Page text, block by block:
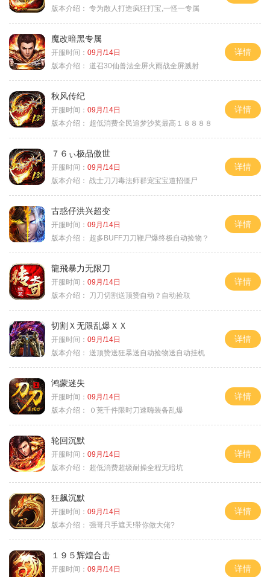
版本介绍： 专为散人打造疯狂打宝,一怪一专属
魔改暗黑专属
开服时间： 09月/14日
版本介绍： 道召30仙兽法全屏火雨战全屏溅射
详情
秋风传纪
开服时间： 09月/14日
版本介绍：
超低消费全民追梦沙奖最高１８８８８
详情
７６ぃ极品傲世
开服时间： 09月/14日
版本介绍： 战士刀刀毒法师群宠宝宝道招僵尸
详情
古惑仔洪兴超变
开服时间： 09月/14日
版本介绍：
超多BUFF刀刀鞭尸爆终极自动捡物？
详情
龍飛暴力无限刀
开服时间： 09月/14日
版本介绍：
刀刀切割送顶赞自动？自动捡取
详情
切割Ｘ无限乱爆ＸＸ
开服时间： 09月/14日
版本介绍： 送顶赞送狂暴送自动捡物送自动挂机
详情
鸿蒙迷失
开服时间： 09月/14日
版本介绍：
０茺千件限时刀速嗨装备乱爆
详情
轮回沉默
开服时间： 09月/14日
版本介绍：
超低消费超级耐操全程无暗坑
详情
狂飙沉默
开服时间： 09月/14日
版本介绍： 强哥只手遮天!带你做大佬?
详情
１９５辉煌合击
开服时间： 09月/14日
详情